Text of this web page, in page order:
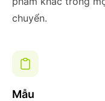
chuyển.
Mẫu